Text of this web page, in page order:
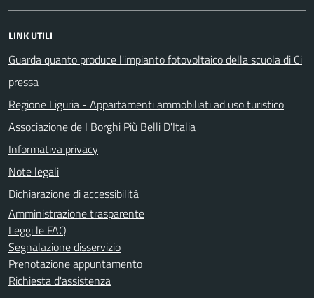
LINK UTILI
Guarda quanto produce l'impianto fotovoltaico della scuola di Ci
pressa
Regione Liguria - Appartamenti ammobiliati ad uso turistico
Associazione de I Borghi Più Belli D'Italia
Informativa privacy
Note legali
Dichiarazione di accessibilità
Amministrazione trasparente
Leggi le FAQ
Segnalazione disservizio
Prenotazione appuntamento
Richiesta d'assistenza